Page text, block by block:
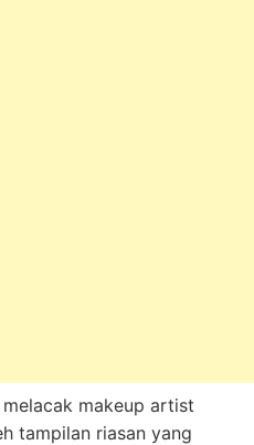
makeup artist
tampilan riasan yang